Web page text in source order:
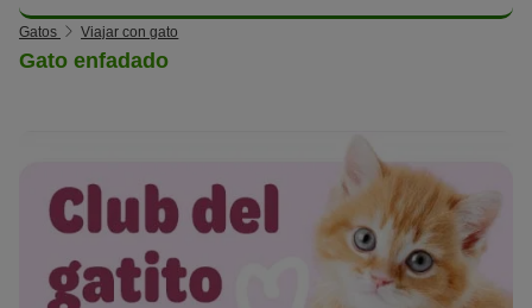
Gatos Viajar con gato
Gato enfadado